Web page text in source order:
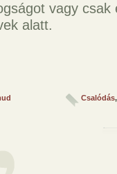
vagy
alatt.
Csalódás